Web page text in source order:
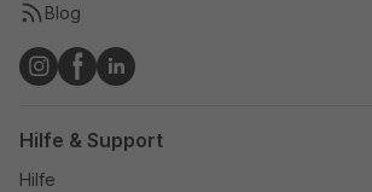
Blog
Hilfe & Support
Hilfe